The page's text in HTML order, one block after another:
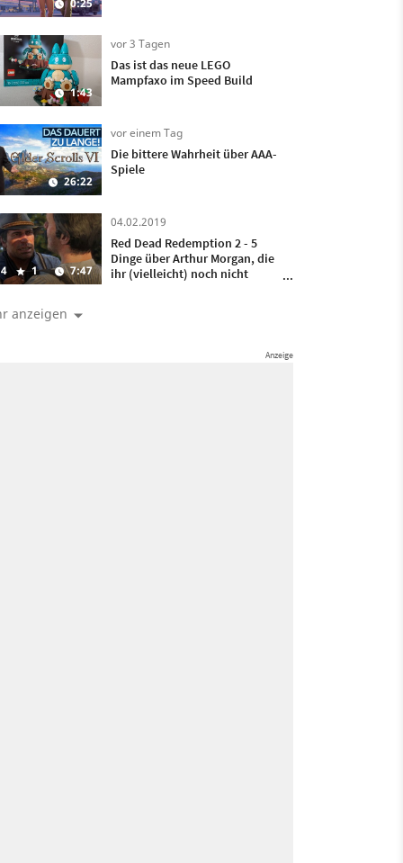
0:25
1:43
vor 3 Tagen
Das ist das neue LEGO
Mampfaxo im Speed Build
26:22
vor einem Tag
Die bittere Wahrheit über AAA-
Spiele
1 7:47
04.02.2019
Red Dead Redemption 2 - 5
Dinge über Arthur Morgan, die
ihr (vielleicht) noch nicht
anzeigen